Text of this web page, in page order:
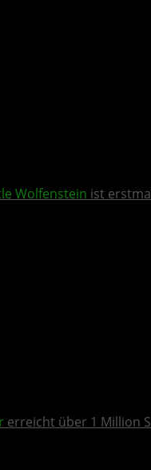
Wolfenstein ist
erreicht über 1 Million